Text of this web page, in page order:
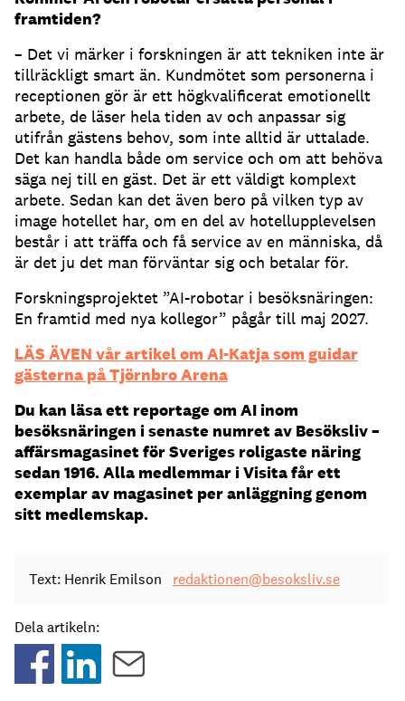
framtiden?
– Det vi märker i forskningen är att tekniken inte är
tillräckligt smart än. Kundmötet som personerna i
receptionen gör är ett högkvalificerat emotionellt
arbete, de läser hela tiden av och anpassar sig
utifrån gästens behov, som inte alltid är uttalade.
Det kan handla både om service och om att behöva
säga nej till en gäst. Det är ett väldigt komplext
arbete. Sedan kan det även bero på vilken typ av
image hotellet har, om en del av hotellupplevelsen
består i att träffa och få service av en människa, då
är det ju det man förväntar sig och betalar för.
Forskningsprojektet ”AI-robotar i besöksnäringen:
En framtid med nya kollegor” pågår till maj 2027.
LÄS ÄVEN vår artikel om AI-Katja som guidar
gästerna på Tjörnbro Arena
Du kan läsa ett reportage om AI inom
besöksnäringen i senaste numret av Besöksliv –
affärsmagasinet för Sveriges roligaste näring
sedan 1916. Alla medlemmar i Visita får ett
exemplar av magasinet per anläggning genom
sitt medlemskap.
Text: Henrik Emilson redaktionen@besoksliv.se
Dela artikeln: